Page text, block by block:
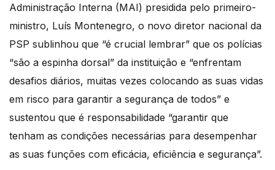
Administração Interna (MAI) presidida pelo primeiro-
ministro, Luís Montenegro, o novo diretor nacional da
PSP sublinhou que “é crucial lembrar” que os polícias
“são a espinha dorsal” da instituição e “enfrentam
desafios diários, muitas vezes colocando as suas vidas
em risco para garantir a segurança de todos” e
sustentou que é responsabilidade “garantir que
tenham as condições necessárias para desempenhar
as suas funções com eficácia, eficiência e segurança”.